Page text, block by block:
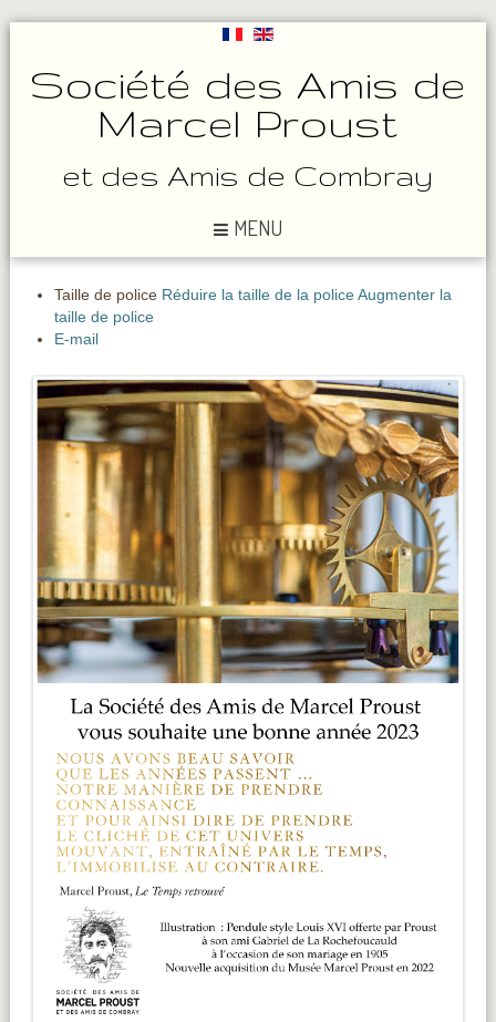
Société des Amis de
Marcel Proust
et des Amis de Combray
MENU
Taille de police Réduire la taille de la police Augmenter la
taille de police
E-mail